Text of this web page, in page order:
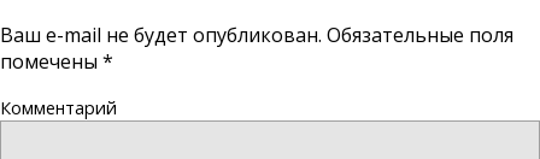
Ваш e-mail не будет опубликован. Обязательные поля
помечены *
Комментарий